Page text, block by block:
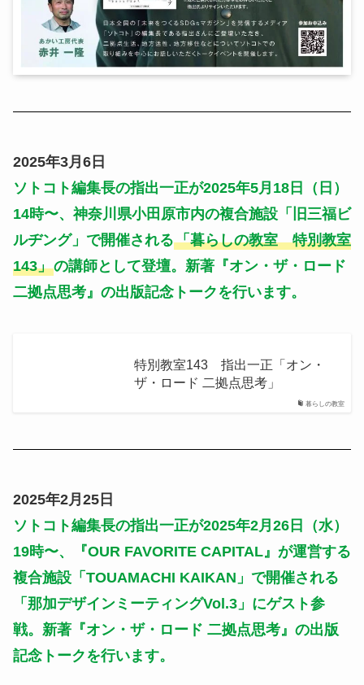
2025年3月6日
ソトコト編集長の指出一正が2025年5月18日（日）
14時〜、神奈川県小田原市内の複合施設「旧 三福ビ
ルヂング」で開催される「暮らしの教室 特別教室
143」の講師として登壇。新著『オン・ザ・ロード
二拠点思考』の出版記念トークを行います。
暮らしの教室
特別教室143 指出一正「オン・
ザ・ロード 二拠点思考」
2025年2月25日
ソトコト編集長の指出一正が2025年2月26日（水）
19時〜、『OUR FAVORITE CAPITAL』が運営する
複合施設「TOUAMACHI KAIKAN」で開催される
「那加デザインミーティングVol.3」にゲスト参
戦。新著『オン・ザ・ロード 二拠点思考』の出版
記念トークを行います。